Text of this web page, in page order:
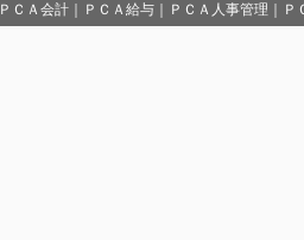
ＰＣＡ会計｜ＰＣＡ給与｜ＰＣＡ人事管理｜